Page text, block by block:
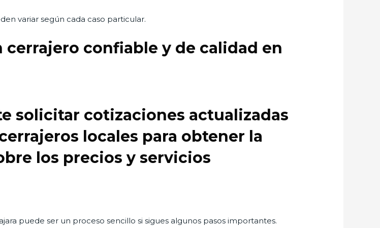
variar según cada caso particular.
confiable y de calidad en
solicitar cotizaciones actualizadas
locales para obtener la
los precios y servicios
puede ser un proceso sencillo si sigues algunos pasos importantes.